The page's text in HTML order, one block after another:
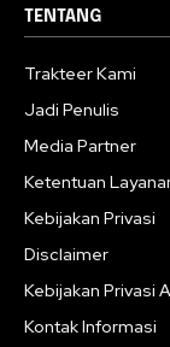
TENTANG
Trakteer Kami
Jadi Penulis
Media Partner
Ketentuan
Kebijakan Privasi
Disclaimer
Kebijakan Privasi
Kontak Informasi